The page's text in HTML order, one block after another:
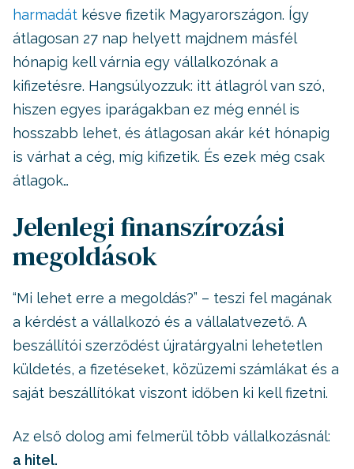
harmadát késve fizetik Magyarországon. Így
átlagosan 27 nap helyett majdnem másfél
hónapig kell várnia egy vállalkozónak a
kifizetésre. Hangsúlyozzuk: itt átlagról van szó,
hiszen egyes iparágakban ez még ennél is
hosszabb lehet, és átlagosan akár két hónapig
is várhat a cég, míg kifizetik. És ezek még csak
átlagok…
Jelenlegi finanszírozási
megoldások
“Mi lehet erre a megoldás?” – teszi fel magának
a kérdést a vállalkozó és a vállalatvezető. A
beszállítói szerződést újratárgyalni lehetetlen
küldetés, a fizetéseket, közüzemi számlákat és a
saját beszállítókat viszont időben ki kell fizetni.
Az első dolog ami felmerül több vállalkozásnál:
a hitel.